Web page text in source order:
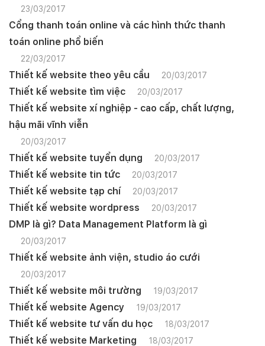
23/03/2017
Cổng thanh toán online và các hình thức thanh
toán online phổ biến
22/03/2017
Thiết kế website theo yêu cầu 20/03/2017
Thiết kế website tìm việc 20/03/2017
Thiết kế website xí nghiệp - cao cấp, chất lượng,
hậu mãi vĩnh viễn
20/03/2017
Thiết kế website tuyển dụng 20/03/2017
Thiết kế website tin tức 20/03/2017
Thiết kế website tạp chí 20/03/2017
Thiết kế website wordpress 20/03/2017
DMP là gì? Data Management Platform là gì
20/03/2017
Thiết kế website ảnh viện, studio áo cưới
20/03/2017
Thiết kế website môi trường 19/03/2017
Thiết kế website Agency 19/03/2017
Thiết kế website tư vấn du học 18/03/2017
Thiết kế website Marketing 18/03/2017
Quý khách vui lòng đăng nhập vào hệ thống
Website:quanly.mona.media